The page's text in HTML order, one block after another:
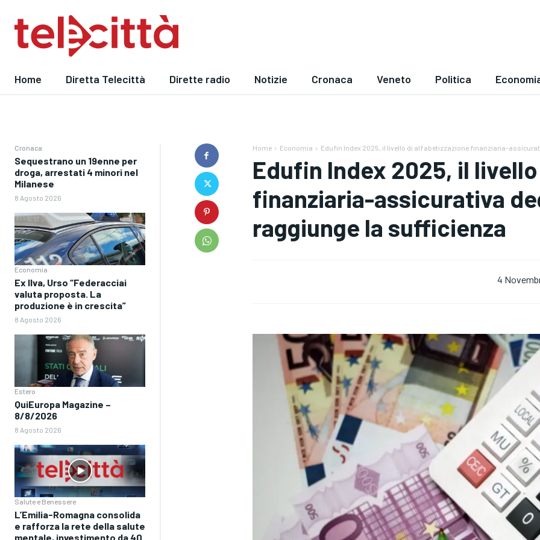
Home Diretta Telecittà Dirette radio Notizie Cronaca Veneto Politica
Cronaca
Sequestrano un 19enne per
droga, arrestati 4 minori nel
Milanese
8 Agosto 2026
Economia
Ex Ilva, Urso “Federacciai
valuta proposta. La
produzione è in crescita”
8 Agosto 2026
Estero
QuiEuropa Magazine –
8/8/2026
8 Agosto 2026
Salute e Benessere
L’Emilia-Romagna consolida
e rafforza la rete della salute
mentale, investimento da 40
Home Economia Edufin Index 2025, il livello di alfabetizzazione finanziaria-
Edufin Index 2025, il
finanziaria-assicurativa
raggiunge la sufficienza
4